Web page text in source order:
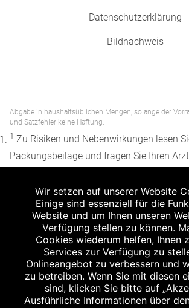
Datenschutzerklärung
Bildnachweis
Abgabe in haushaltsüblichen Mengen, solange der
und Satzfehler keine Haftung.
1 Zu Risiken und Nebenwirkungen lesen
Packungsbeilage und fragen Sie Ihren
Apothekenerstattungspreis (AEP). Der
unverbindliche Preisempfehlung der
ein von den Apotheken in Ansatz
rezeptfreie Arzneimittel. Er entspricht in
Apotheken verbindlichen Abgabepreis, zu
Apotheke in bestimmten Fällen (z.B. bei
Jahren) das Produkt mit der gesetzlichen
Wir setzen auf unserer Website
Einige sind essenziell für die
Website und um Ihnen unseren
Verfügung stellen zu können.
Cookies wiederum helfen, Ihnen
Services zur Verfügung zu
Onlineangebot zu verbessern und
zu betreiben. Wenn Sie mit diesen
sind, klicken Sie bitte auf
Ausführliche Informationen über